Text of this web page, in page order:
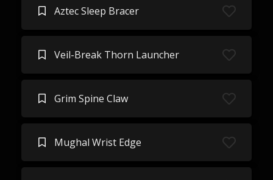
Aztec Sleep Bracer
Veil-Break Thorn Launcher
Grim Spine Claw
Mughal Wrist Edge